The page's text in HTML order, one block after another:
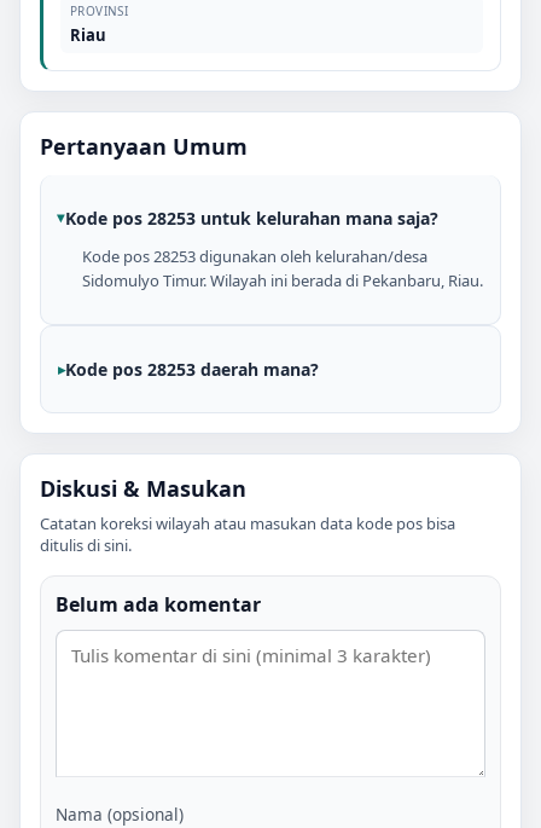
PROVINSI
Riau
Pertanyaan Umum
Kode pos 28253 untuk kelurahan mana saja?
Kode pos 28253 digunakan oleh kelurahan/desa
Sidomulyo Timur. Wilayah ini berada di Pekanbaru, Riau.
Kode pos 28253 daerah mana?
Diskusi & Masukan
Catatan koreksi wilayah atau masukan data kode pos bisa
ditulis di sini.
Belum ada komentar
Nama (opsional)